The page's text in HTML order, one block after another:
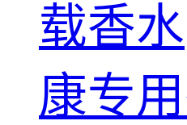
载香水
康专